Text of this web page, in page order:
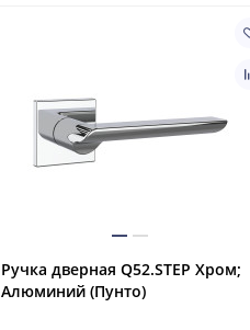
Ручка дверная Q52.STEP Хром;
Алюминий (Пунто)